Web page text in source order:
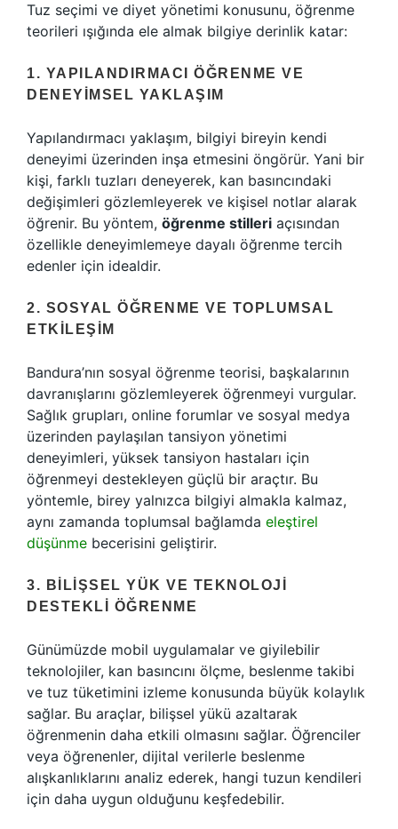
Tuz seçimi ve diyet yönetimi konusunu, öğrenme
teorileri ışığında ele almak bilgiye derinlik katar:
1. YAPILANDIRMACI ÖĞRENME VE
DENEYIMSEL YAKLAŞIM
Yapılandırmacı yaklaşım, bilgiyi bireyin kendi
deneyimi üzerinden inşa etmesini öngörür. Yani bir
kişi, farklı tuzları deneyerek, kan basıncındaki
değişimleri gözlemleyerek ve kişisel notlar alarak
öğrenir. Bu yöntem, öğrenme stilleri açısından
özellikle deneyimlemeye dayalı öğrenme tercih
edenler için idealdir.
2. SOSYAL ÖĞRENME VE TOPLUMSAL
ETKILEŞIM
Bandura’nın sosyal öğrenme teorisi, başkalarının
davranışlarını gözlemleyerek öğrenmeyi vurgular.
Sağlık grupları, online forumlar ve sosyal medya
üzerinden paylaşılan tansiyon yönetimi
deneyimleri, yüksek tansiyon hastaları için
öğrenmeyi destekleyen güçlü bir araçtır. Bu
yöntemle, birey yalnızca bilgiyi almakla kalmaz,
aynı zamanda toplumsal bağlamda eleştirel
düşünme becerisini geliştirir.
3. BILIŞSEL YÜK VE TEKNOLOJI
DESTEKLI ÖĞRENME
Günümüzde mobil uygulamalar ve giyilebilir
teknolojiler, kan basıncını ölçme, beslenme takibi
ve tuz tüketimini izleme konusunda büyük kolaylık
sağlar. Bu araçlar, bilişsel yükü azaltarak
öğrenmenin daha etkili olmasını sağlar. Öğrenciler
veya öğrenenler, dijital verilerle beslenme
alışkanlıklarını analiz ederek, hangi tuzun kendileri
için daha uygun olduğunu keşfedebilir.